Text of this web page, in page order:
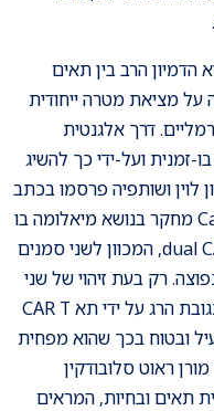
הרב בין תאים
מציאת מטרה ייחודית
דרך אלגנטית
זמנית ועל-ידי כך להשיג
לוין ושותפיה פרסמו בכתב
העת Cancer Immunology Research מחקר בנושא מיאלומה בו
הציגו שיפור של הטכנולוגיה בשם dual CAR T, המכוון לשני סמנים
רק בעת זיהוי של שני
הסמנים, על אותו תא הסרטני, תהיה תגובת הרג על ידי תא CAR T
ובטוח בכך שהוא מפחית
ראוט סלובודקין
תאים ובחיות, המראים